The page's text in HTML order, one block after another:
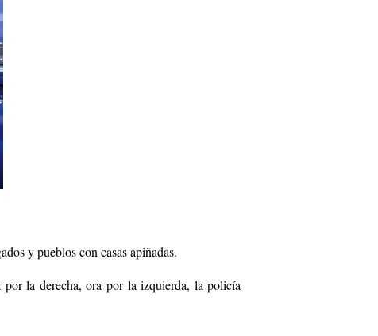
y pueblos con casas apiñadas.
por la derecha, ora por la izquierda, la policía